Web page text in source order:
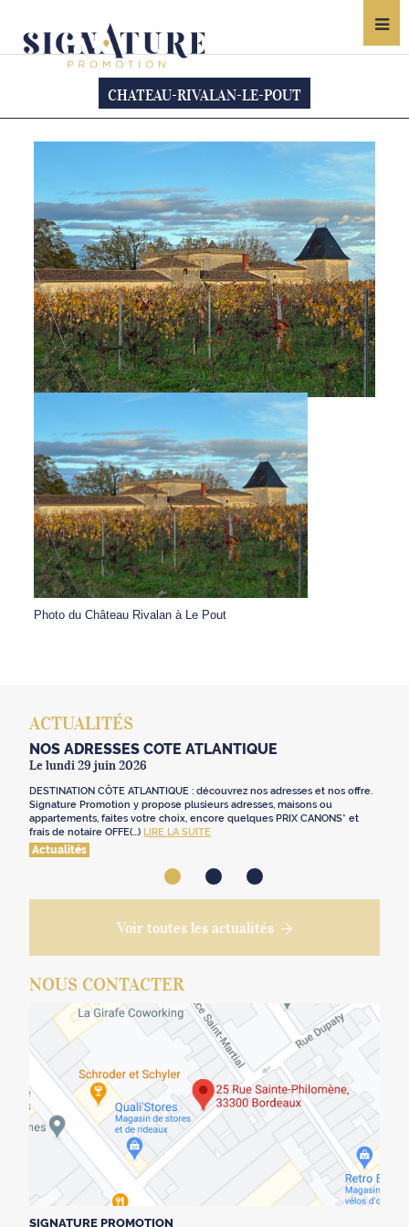
CHATEAU-RIVALAN-LE-POUT
Photo du Château Rivalan à Le Pout
ACTUALITÉS
NOS ADRESSES CÔTE ATLANTIQUE
Le lundi 29 juin 2026
DESTINATION CÔTE ATLANTIQUE : découvrez nos adresses et nos offre.
Signature Promotion y propose plusieurs adresses, maisons ou
appartements, faites votre choix, encore quelques PRIX CANONS* et
frais de notaire OFFE(...) LIRE LA SUITE
Actualités
Voir toutes les actualités
NOUS CONTACTER
SIGNATURE PROMOTION